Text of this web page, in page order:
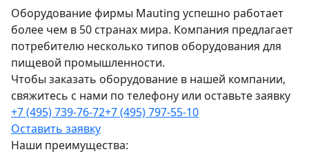
Оборудование фирмы Mauting успешно работает
более чем в 50 странах мира. Компания предлагает
потребителю несколько типов оборудования для
пищевой промышленности.
Чтобы заказать оборудование в нашей компании,
свяжитесь с нами по телефону или оставьте заявку
+7 (495) 739-76-72+7 (495) 797-55-10
Оставить заявку
Наши преимущества: